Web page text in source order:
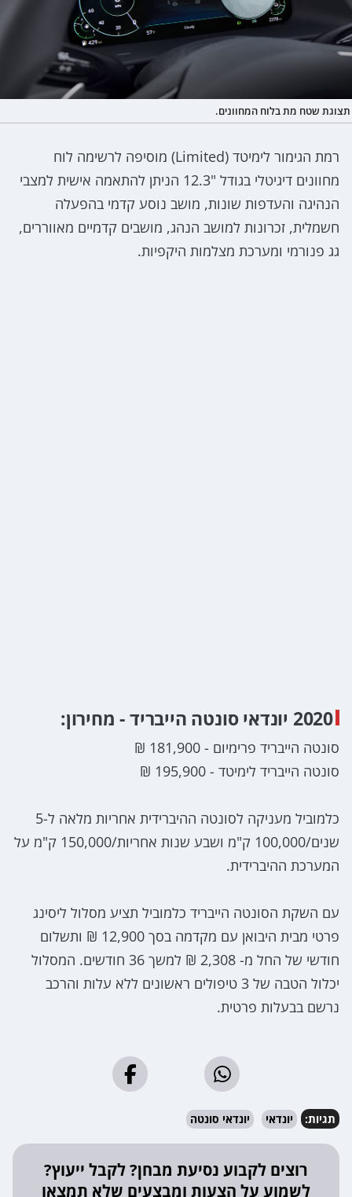
תצוגת שטח מת בלוח המחוונים.
רמת הגימור לימיטד (Limited) מוסיפה לרשימה לוח
מחוונים דיגיטלי בגודל "12.3 הניתן להתאמה אישית למצבי
הנהיגה והעדפות שונות, מושב נוסע קדמי בהפעלה
חשמלית, זכרונות למושב הנהג, מושבים קדמיים מאווררים,
גג פנורמי ומערכת מצלמות היקפיות.
2020 יונדאי סונטה הייבריד - מחירון:
סונטה הייבריד פרימיום - 181,900 ₪
סונטה הייבריד לימיטד - 195,900 ₪
כלמוביל מעניקה לסונטה ההיברידית אחריות מלאה ל-5
שנים/100,000 ק"מ ושבע שנות אחריות/150,000 ק"מ על
המערכת ההיברידית.
עם השקת הסונטה הייבריד כלמוביל תציע מסלול ליסינג
פרטי מבית היבואן עם מקדמה בסך 12,900 ₪ ותשלום
חודשי של החל מ- 2,308 ₪ למשך 36 חודשים. המסלול
יכלול הטבה של 3 טיפולים ראשונים ללא עלות והרכב
נרשם בבעלות פרטית.
תגיות: יונדאי יונדאי סונטה
רוצים לקבוע נסיעת מבחן? לקבל ייעוץ?
לשמוע על הצעות ומבצעים שלא תמצאו